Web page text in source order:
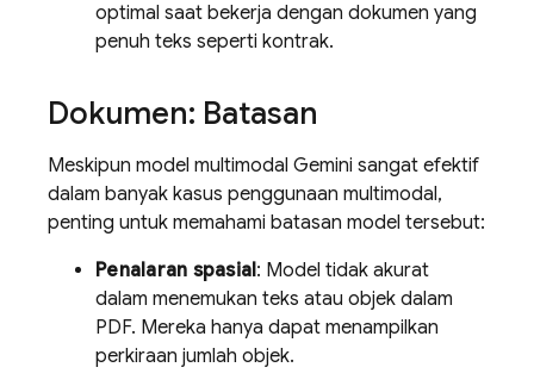
optimal saat bekerja dengan dokumen yang
penuh teks seperti kontrak.
Dokumen: Batasan
Meskipun model multimodal Gemini sangat efektif
dalam banyak kasus penggunaan multimodal,
penting untuk memahami batasan model tersebut:
Penalaran spasial: Model tidak akurat
dalam menemukan teks atau objek dalam
PDF. Mereka hanya dapat menampilkan
perkiraan jumlah objek.